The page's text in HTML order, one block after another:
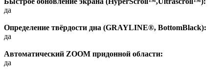
да
Определение твёрдости дна (GRAYLINE®, BottomBlack):
да
Автоматический ZOOM придонной области:
да